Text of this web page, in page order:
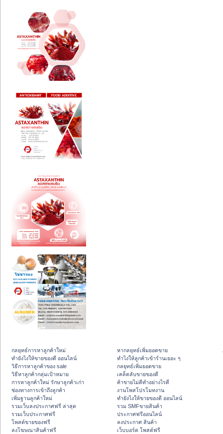
กลยุทธ์การหาลูกค้าใหม่
ทํายังไงให้ขายของดี ออนไลน์
วิธีการหาลูกค้าของ sale
วิธีหาลูกค้ากลุ่มเป้าหมาย
การหาลูกค้าใหม่ รักษาลูกค้าเก่า
ช่องทางการเข้าถึงลูกค้า
เพิ่มฐานลูกค้าใหม่
รวมเว็บลงประกาศฟรี ล่าสุด
รวมเว็บประกาศฟรี
โพสต์ขายของฟรี
ลงโฆษณาสินค้าฟรี
หากลยุทธ์เพิ่มยอดขาย
ทําไงให้ลูกค้าเข้าร้านเยอะ ๆ
กลยุทธ์เพิ่มยอดขาย
เคล็ดลับขายของดี
ค้าขายไม่ดีทำอย่างไรดี
งานโพสโปรโมทงาน
ทํายังไงให้ขายของดี ออนไลน์
รวม SMFขายสินค้า
ประกาศฟรีออนไลน์
ลงประกาศ สินค้า
เว็บบอร์ด โพสต์ฟรี